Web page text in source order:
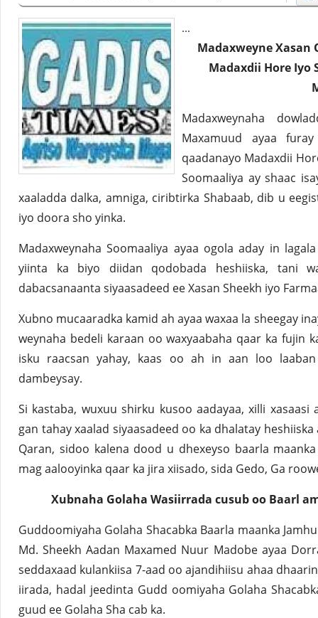
...
Madaxweyne Xasan
Madaxdii Hore Iyo
Madaxweynaha
Maxamuud ayaa
qaadanayo Madaxdii
Soomaaliya ay shaac
xaaladda dalka, amniga, ciribtirka Shabaab, dib u
iyo doora sho yinka.
Madaxweynaha Soomaaliya ayaa ogola aday in
yiinta ka biyo diidan qodobada heshiiska, tani
dabacsanaanta siyaasadeed ee Xasan Sheekh iyo
Xubno mucaaradka kamid ah ayaa waxaa la sheegay
weynaha bedeli karaan oo waxyaabaha qaar ka fujin
isku raacsan yahay, kaas oo ah in aan loo
dambeysay.
Si kastaba, wuxuu shirku kusoo aadayaa, xilli xasaasi
gan tahay xaalad siyaasadeed oo ka dhalatay
Qaran, sidoo kalena dood u dhexeyso baarla
mag aalooyinka qaar ka jira xiisado, sida Gedo, Ga
Xubnaha Golaha Wasiirrada cusub oo Baarl
Guddoomiyaha Golaha Shacabka Baarla maanka
Md. Sheekh Aadan Maxamed Nuur Madobe ayaa
seddaxaad kulankiisa 7-aad oo ajandihiisu ahaa
iirada, hadal jeedinta Gudd oomiyaha Golaha
guud ee Golaha Sha cab ka.